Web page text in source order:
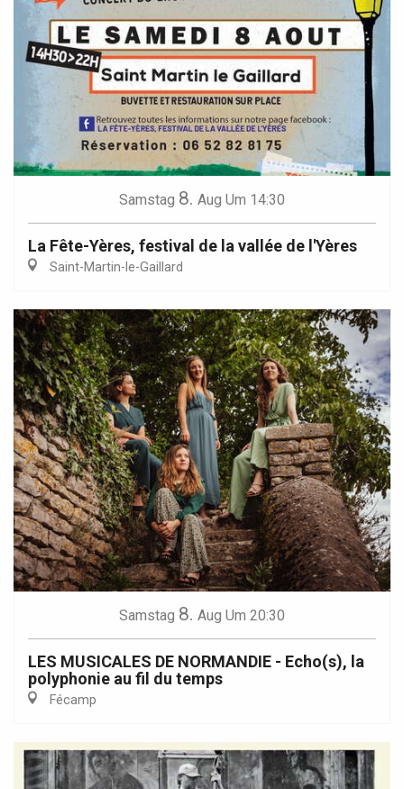
Samstag 8. Aug Um 14:30
La Fête-Yères, festival de la vallée de l'Yères
Saint-Martin-le-Gaillard
Samstag 8. Aug Um 20:30
LES MUSICALES DE NORMANDIE - Echo(s), la
polyphonie au fil du temps
Fécamp